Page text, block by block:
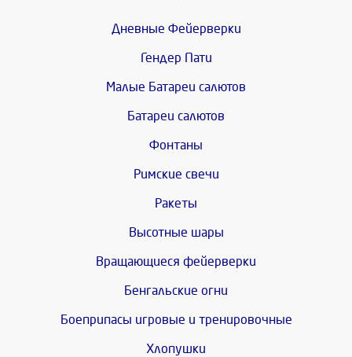
Дневные Фейерверки
Гендер Пати
Малые Батареи салютов
Батареи салютов
Фонтаны
Римские свечи
Ракеты
Высотные шары
Вращающиеся фейерверки
Бенгальские огни
Боеприпасы игровые и тренировочные
Хлопушки